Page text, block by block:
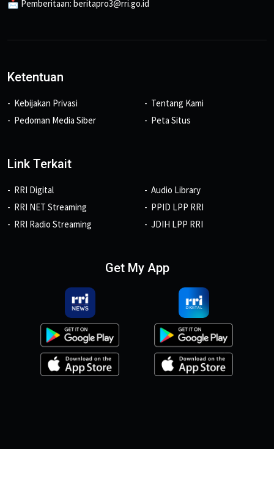
📩 Pemberitaan: beritapro3@rri.go.id
Ketentuan
Kebijakan Privasi
Pedoman Media Siber
Tentang Kami
Peta Situs
Link Terkait
RRI Digital
RRI NET Streaming
RRI Radio Streaming
Audio Library
PPID LPP RRI
JDIH LPP RRI
Get My App